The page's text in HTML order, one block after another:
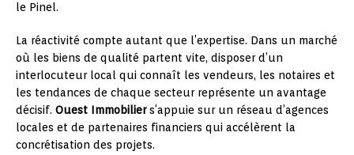
le Pinel.
La réactivité compte autant que l’expertise. Dans un marché
où les biens de qualité partent vite, disposer d’un
interlocuteur local qui connaît les vendeurs, les notaires et
les tendances de chaque secteur représente un avantage
décisif. Ouest Immobiliers’appuie sur un réseau d’agences
locales et de partenaires financiers qui accélèrent la
concrétisation des projets.